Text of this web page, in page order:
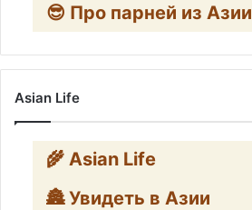
😎 Про парней из Азии
Asian Life
🌾 Asian Life
🏯 Увидеть в Азии